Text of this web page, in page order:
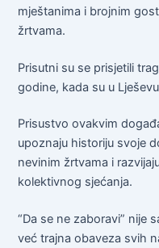
mještanima i brojnim
žrtvama.
Prisutni su se prisjetili
godine, kada su u
Prisustvo ovakvim
upoznaju historiju svoje
nevinim žrtvama i
kolektivnog sjećanja.
“Da se ne zaboravi” nije
već trajna obaveza svih